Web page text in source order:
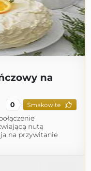
na
0 Smakowite
nutą
na przywitanie